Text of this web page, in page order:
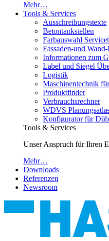
Mehr…
Tools & Services
Ausschreibungstexte
Betontankstellen
Farbauswahl
Fassaden-und
Informationen zum
Label und Siegel
Logistik
Maschinentechnik
Produktfinder
Verbrauchsrechner
WDVS
Konfigurator für
Tools & Services
Unser Anspruch für Ihren
Mehr…
Downloads
Referenzen
Newsroom